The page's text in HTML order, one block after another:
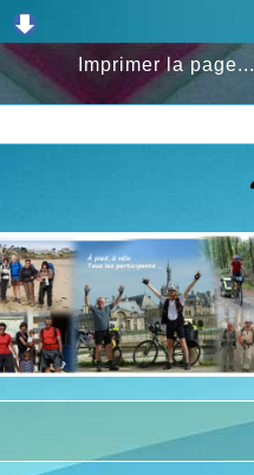
Imprimer la page...